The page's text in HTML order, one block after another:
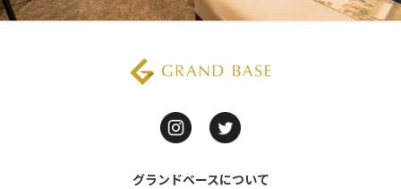
グランドベースについて